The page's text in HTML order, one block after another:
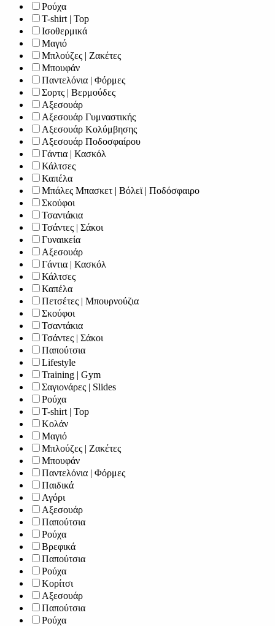
Ρούχα
T-shirt | Top
Ισοθερμικά
Μαγιό
Μπλούζες | Ζακέτες
Μπουφάν
Παντελόνια | Φόρμες
Σορτς | Βερμούδες
Αξεσουάρ
Αξεσουάρ Γυμναστικής
Αξεσουάρ Κολύμβησης
Αξεσουάρ Ποδοσφαίρου
Γάντια | Κασκόλ
Κάλτσες
Καπέλα
Μπάλες Μπασκετ | Βόλεϊ | Ποδόσφαιρο
Σκούφοι
Τσαντάκια
Τσάντες | Σάκοι
Γυναικεία
Αξεσουάρ
Γάντια | Κασκόλ
Κάλτσες
Καπέλα
Πετσέτες | Μπουρνούζια
Σκούφοι
Τσαντάκια
Τσάντες | Σάκοι
Παπούτσια
Lifestyle
Training | Gym
Σαγιονάρες | Slides
Ρούχα
T-shirt | Top
Κολάν
Μαγιό
Μπλούζες | Ζακέτες
Μπουφάν
Παντελόνια | Φόρμες
Παιδικά
Αγόρι
Αξεσουάρ
Παπούτσια
Ρούχα
Βρεφικά
Παπούτσια
Ρούχα
Κορίτσι
Αξεσουάρ
Παπούτσια
Ρούχα